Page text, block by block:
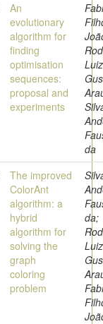
An
evolutionary
algorithm for
finding
optimisation
sequences:
proposal and
experiments
Luiz
da
The improved
ColorAnt
algorithm: a
hybrid
algorithm for
solving the
graph
coloring
problem
da;
Luiz